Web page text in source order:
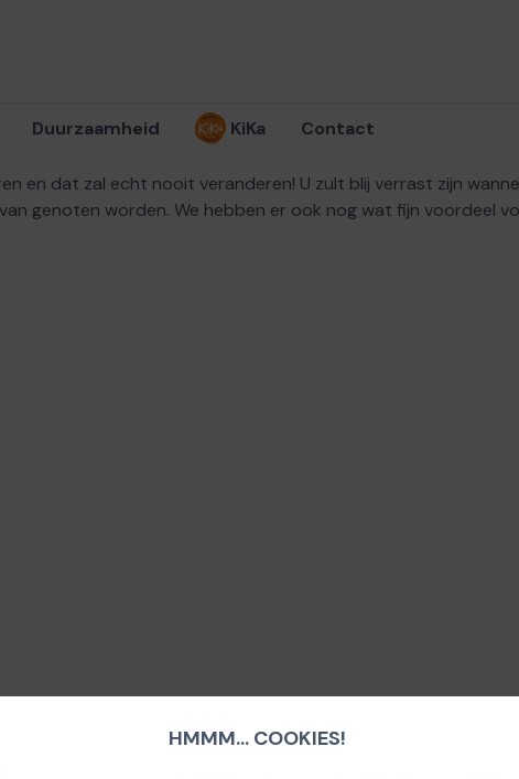
HMMM... COOKIES!
Duurzaamheid KiKa Contact
en dat zal echt nooit veranderen! U zult blij verrast zijn
genoten worden. We hebben er ook nog wat fijn voordeel